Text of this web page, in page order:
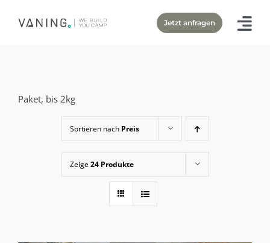
Inhalt
Jetzt anfragen
Paket, bis 2kg
Sortieren nach Preis
Zeige24 Produkte